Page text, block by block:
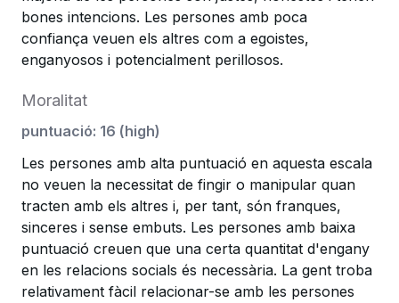
bones intencions. Les persones amb poca
confiança veuen els altres com a egoistes,
enganyosos i potencialment perillosos.
Moralitat
puntuació: 16 (high)
Les persones amb alta puntuació en aquesta escala
no veuen la necessitat de fingir o manipular quan
tracten amb els altres i, per tant, són franques,
sinceres i sense embuts. Les persones amb baixa
puntuació creuen que una certa quantitat d'engany
en les relacions socials és necessària. La gent troba
relativament fàcil relacionar-se amb les persones